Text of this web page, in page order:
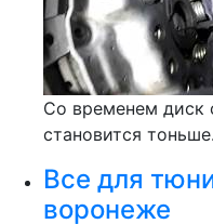
Со временем диск
становится
Все для
воронеже